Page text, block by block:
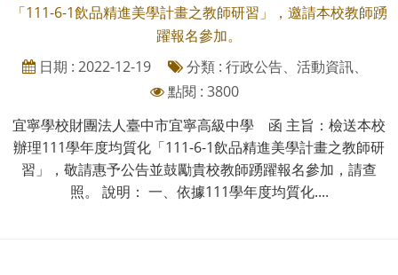
「111-6-1飲品精進美學計畫之教師研習」，邀請本校教師踴
躍報名參加。
日期 : 2022-12-19
分類 : 行政公告、活動資訊、
點閱 : 3800
宜寧學校財團法人臺中市宜寧高級中學 函 主旨：檢送本校
辦理111學年度均質化「111-6-1飲品精進美學計畫之教師研
習」，敬請惠予公告並鼓勵貴校教師踴躍報名參加，請查
照。 說明： 一、依據111學年度均質化....